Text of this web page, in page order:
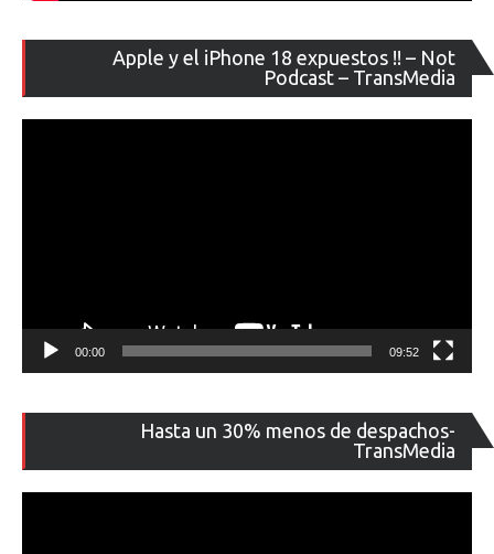
Apple y el iPhone 18 expuestos !! – Not
Podcast – TransMedia
de
00:00 09:52
Hasta un 30% menos de despachos-
TransMedia
de